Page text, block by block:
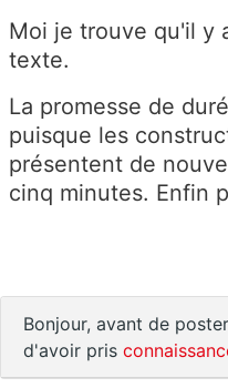
Moi je trouve qu'il y
texte.
La promesse de
puisque les
présentent de
cinq minutes. Enfin
Bonjour, avant de
d'avoir pris